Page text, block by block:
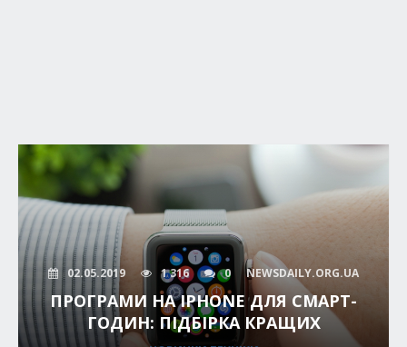
02.05.2019 1 316 0 NEWSDAILY.ORG.UA
ПРОГРАМИ НА IPHONE ДЛЯ СМАРТ-
ГОДИН: ПІДБІРКА КРАЩИХ